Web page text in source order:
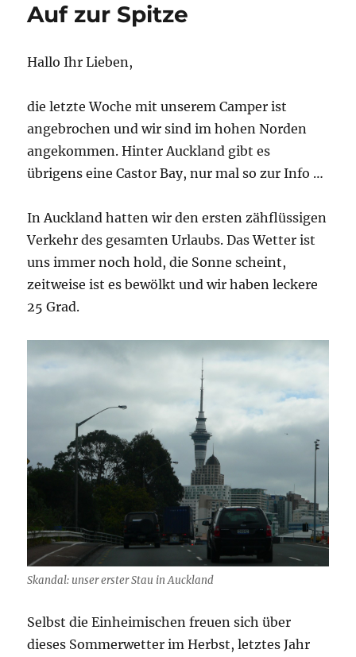
Auf zur Spitze
Hallo Ihr Lieben,
die letzte Woche mit unserem Camper ist
angebrochen und wir sind im hohen Norden
angekommen. Hinter Auckland gibt es
übrigens eine Castor Bay, nur mal so zur Info …
In Auckland hatten wir den ersten zähflüssigen
Verkehr des gesamten Urlaubs. Das Wetter ist
uns immer noch hold, die Sonne scheint,
zeitweise ist es bewölkt und wir haben leckere
25 Grad.
Skandal: unser erster Stau in Auckland
Selbst die Einheimischen freuen sich über
dieses Sommerwetter im Herbst, letztes Jahr